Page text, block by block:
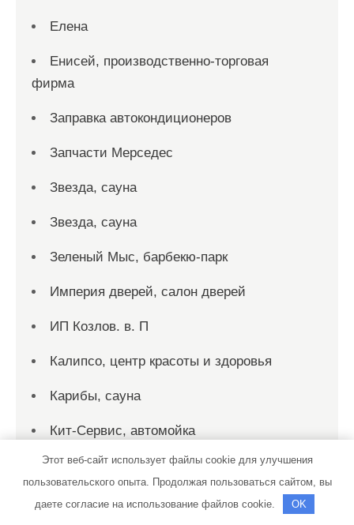
Елена
Енисей, производственно-торговая
фирма
Заправка автокондиционеров
Запчасти Мерседес
Звезда, сауна
Звезда, сауна
Зеленый Мыс, барбекю-парк
Империя дверей, салон дверей
ИП Козлов. в. П
Калипсо, центр красоты и здоровья
Карибы, сауна
Кит-Сервис, автомойка
Клаксон
Колос, гостиничный комплекс
Этот веб-сайт использует файлы cookie для улучшения
пользовательского опыта. Продолжая пользоваться сайтом, вы
даете согласие на использование файлов cookie.
OK